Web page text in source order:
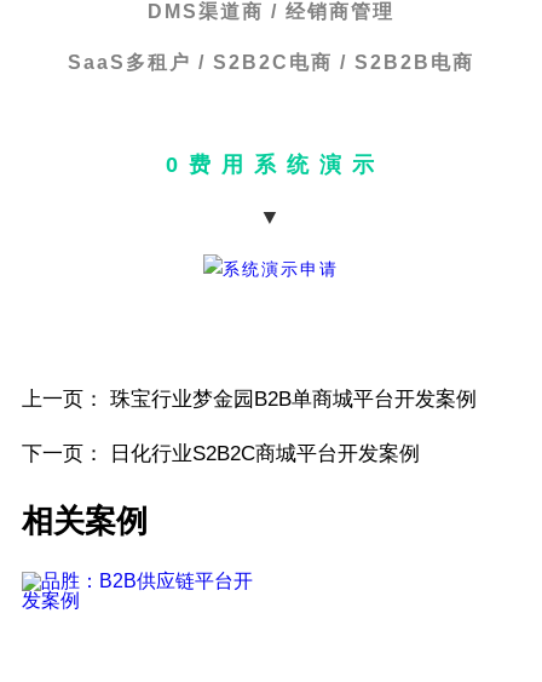
DMS渠道商 / 经销商管理
SaaS多租户 / S2B2C电商 / S2B2B电商
0 费 用 系 统 演 示
▼
上一页： 珠宝行业梦金园B2B单商城平台开发案例
下一页： 日化行业S2B2C商城平台开发案例
相关案例